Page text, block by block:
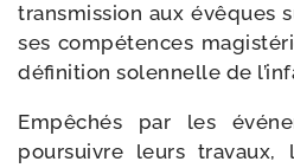
trans­mis­sion aux évêques
ses com­pé­tences
défi­ni­tion solen­nelle de
Empêchés par les
pour­suivre leurs tra­vaux,